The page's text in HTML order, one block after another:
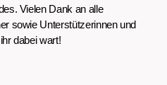
Vielen Dank an alle
sowie Unterstützerinnen und
dabei wart!